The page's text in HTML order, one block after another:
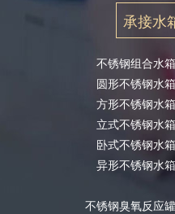
承接水
不锈钢组合水箱
圆形不锈钢水箱
方形不锈钢水箱
立式不锈钢水箱
卧式不锈钢水箱
异形不锈钢水箱
不锈钢臭氧反应罐